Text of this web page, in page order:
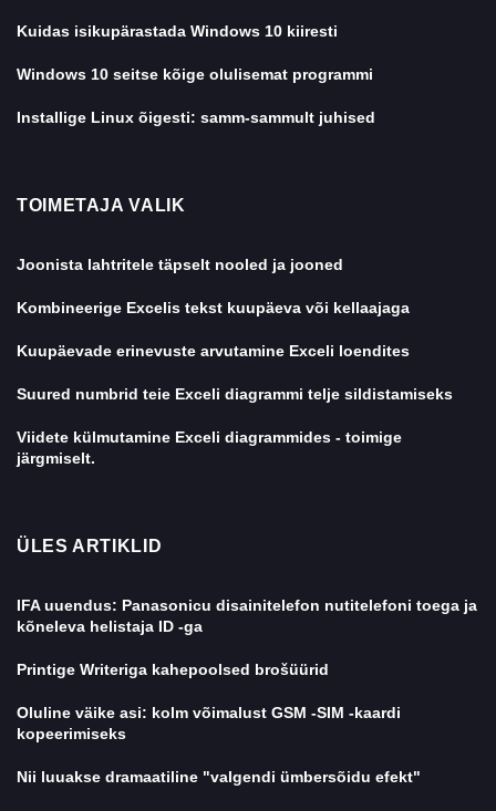
Kuidas isikupärastada Windows 10 kiiresti
Windows 10 seitse kõige olulisemat programmi
Installige Linux õigesti: samm-sammult juhised
TOIMETAJA VALIK
Joonista lahtritele täpselt nooled ja jooned
Kombineerige Excelis tekst kuupäeva või kellaajaga
Kuupäevade erinevuste arvutamine Exceli loendites
Suured numbrid teie Exceli diagrammi telje sildistamiseks
Viidete külmutamine Exceli diagrammides - toimige
järgmiselt.
ÜLES ARTIKLID
IFA uuendus: Panasonicu disainitelefon nutitelefoni toega ja
kõneleva helistaja ID -ga
Printige Writeriga kahepoolsed brošüürid
Oluline väike asi: kolm võimalust GSM -SIM -kaardi
kopeerimiseks
Nii luuakse dramaatiline "valgendi ümbersõidu efekt"